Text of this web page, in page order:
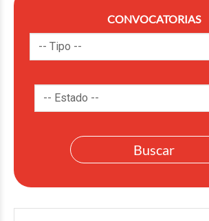
CONVOCATORIAS